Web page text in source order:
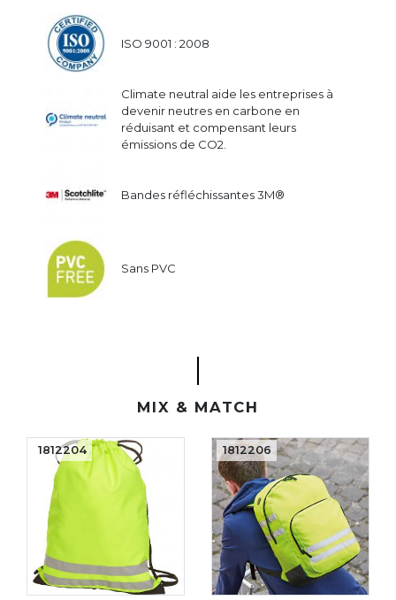
ISO 9001 : 2008
Climate neutral aide les entreprises à
devenir neutres en carbone en
réduisant et compensant leurs
émissions de CO2.
Bandes réfléchissantes 3M®
Sans PVC
MIX & MATCH
1812204 1812206